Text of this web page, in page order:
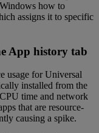
how to
assigns it to specific
App history tab
usage for Universal
installed from the
time and network
that are resource-
causing a spike.